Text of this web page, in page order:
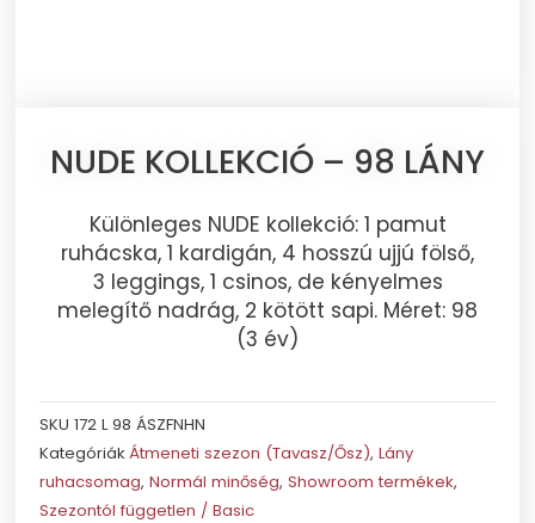
NUDE KOLLEKCIÓ – 98 LÁNY
Különleges NUDE kollekció: 1 pamut
ruhácska, 1 kardigán, 4 hosszú ujjú fölső,
3 leggings, 1 csinos, de kényelmes
melegítő nadrág, 2 kötött sapi. Méret: 98
(3 év)
SKU172 L 98 ÁSZFNHN
Kategóriák Átmeneti szezon (Tavasz/Ősz),Lány
ruhacsomag,Normál minőség,Showroom termékek,
Szezontól független / Basic